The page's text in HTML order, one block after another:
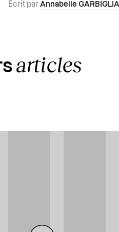
Écrit par Annabelle GARBIGLIA
articles